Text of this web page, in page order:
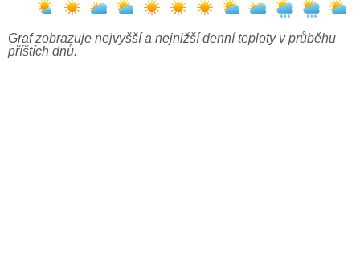
Graf zobrazuje nejvyšší a nejnižší denní teploty v průběhu
příštích dnů.